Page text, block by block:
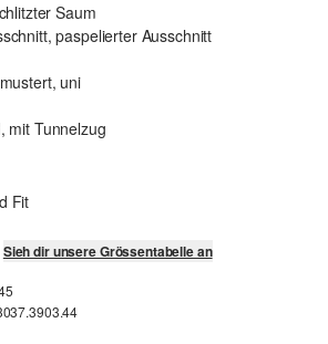
Saum
paspelierter Ausschnitt
uni
mit Tunnelzug
Fit
Sieh dir unsere Grössentabelle an